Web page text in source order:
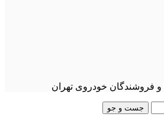
و فروشندگان خودروی تهران
جست و جو